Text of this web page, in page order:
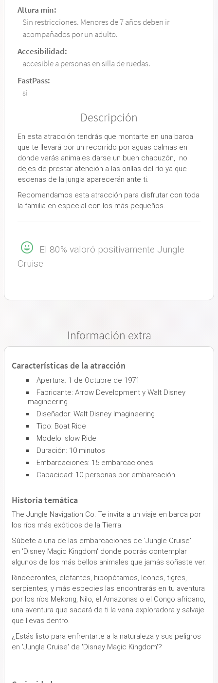
Altura mín:
Sin restricciones. Menores de 7 años deben ir
acompañados por un adulto.
Accesibilidad:
accesible a personas en silla de ruedas.
FastPass:
si
Descripción
En esta atracción tendrás que montarte en una barca
que te llevará por un recorrido por aguas calmas en
donde verás animales darse un buen chapuzón, no
dejes de prestar atención a las orillas del río ya que
escenas de la jungla aparecerán ante ti.
Recomendamos esta atracción para disfrutar con toda
la familia en especial con los más pequeños.
El 80% valoró positivamente Jungle
Cruise
Información extra
Características de la atracción
Apertura: 1 de Octubre de 1971
Fabricante: Arrow Development y Walt Disney
Imagineering
Diseñador: Walt Disney Imagineering
Tipo: Boat Ride
Modelo: slow Ride
Duración: 10 minutos
Embarcaciones: 15 embarcaciones
Capacidad: 10 personas por embarcación.
Historia temática
The Jungle Navigation Co. Te invita a un viaje en barca por
los ríos más exóticos de la Tierra.
Súbete a una de las embarcaciones de 'Jungle Cruise'
en 'Disney Magic Kingdom' donde podrás contemplar
algunos de los más bellos animales que jamás soñaste ver.
Rinocerontes, elefantes, hipopótamos, leones, tigres,
serpientes, y más especies las encontrarás en tu aventura
por los ríos Mekong, Nilo, el Amazonas o el Congo africano,
una aventura que sacará de ti la vena exploradora y salvaje
que llevas dentro.
¿Estás listo para enfrentarte a la naturaleza y sus peligros
en 'Jungle Cruise' de 'Disney Magic Kingdom'?